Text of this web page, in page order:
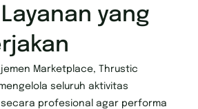
yang
Marketplace, Thrustic
seluruh aktivitas
profesional agar performa